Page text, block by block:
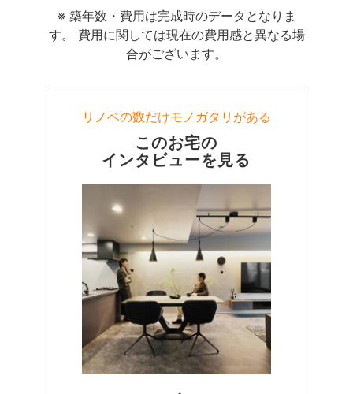
え、
観葉植物のやわらかな緑が
ナチュラルな差し色を加えています。
キッチンではカウンターや背面収納、
シンクまで黒というこだわり。
雑然としがちなキッチンアイテムを
生活感ゼロに貢献しています。
リビングは廊下からストレートにつなげて
風が通り抜けられる間取りに変更。
洗面室もリビングに直結させたことで
毎日、何度も往復する動線が
ぐっとスムーズになりました。
※ 築年数・費用は完成時のデータとなりま
す。 費用に関しては現在の費用感と異なる場
合がございます。
リノベの数だけモノガタリがある
このお宅の
インタビューを見る